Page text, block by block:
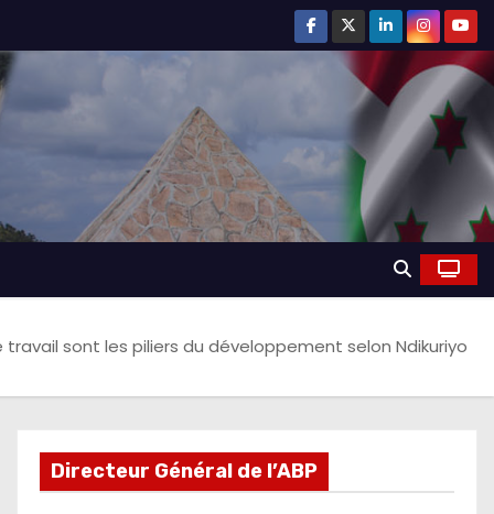
sont les piliers du développement selon Ndikuriyo
Directeur Général de l’ABP